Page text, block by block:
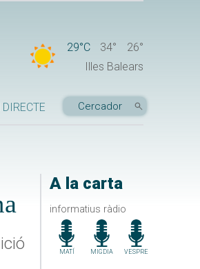
29°C 34°
26°
Illes Balears
A la carta
informatius ràdio
MATÍ MIGDIA VESPRE